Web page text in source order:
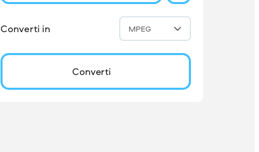
Converti in MPEG
Converti